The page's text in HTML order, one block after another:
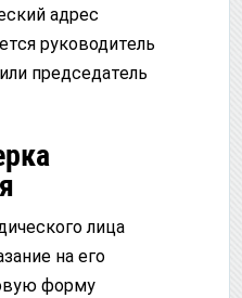
адрес
руководитель
председатель
лица
на его
форму